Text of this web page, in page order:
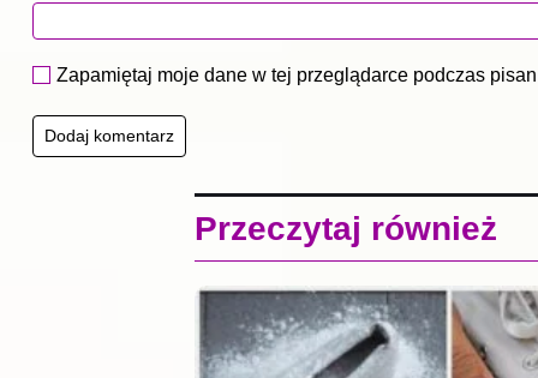
Zapamiętaj moje dane w tej przeglądarce podczas
Przeczytaj również